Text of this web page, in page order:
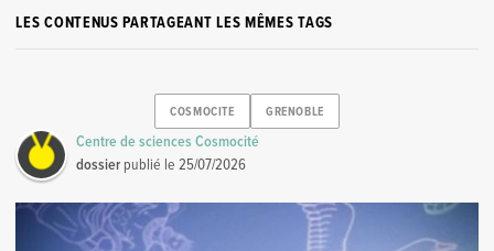
LES CONTENUS PARTAGEANT LES MÊMES TAGS
COSMOCITE GRENOBLE
Centre de sciences Cosmocité
dossier publié le25/07/2026